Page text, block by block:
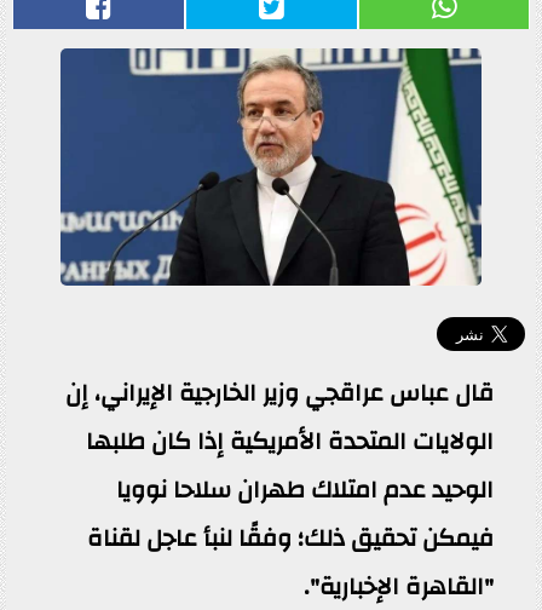
قال عباس عراقجي وزير الخارجية الإيراني، إن
الولايات المتحدة الأمريكية إذا كان طلبها
الوحيد عدم امتلاك طهران سلاحا نوويا
فيمكن تحقيق ذلك؛ وفقًا لنبأ عاجل لقناة
"القاهرة الإخبارية".